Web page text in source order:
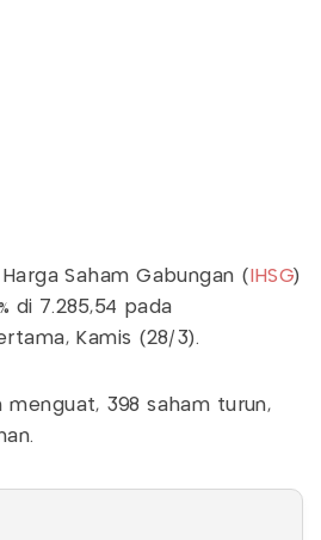
Saham Gabungan ( IHSG)
di 7.285,54 pada
Kamis (28/3).
menguat, 398 saham turun,